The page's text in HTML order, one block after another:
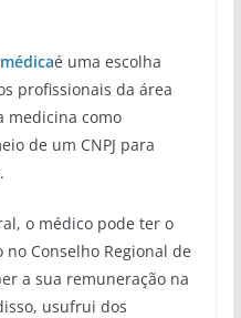
é uma escolha
profissionais da área
medicina como
de um CNPJ para
o médico pode ter o
no Conselho Regional de
a sua remuneração na
usufrui dos